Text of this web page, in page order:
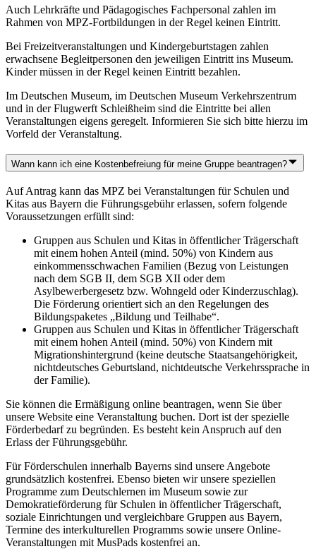
Auch Lehrkräfte und Pädagogisches Fachpersonal zahlen im
Rahmen von MPZ-Fortbildungen in der Regel keinen Eintritt.
Bei Freizeitveranstaltungen und Kindergeburtstagen zahlen
erwachsene Begleitpersonen den jeweiligen Eintritt ins Museum.
Kinder müssen in der Regel keinen Eintritt bezahlen.
Im Deutschen Museum, im Deutschen Museum Verkehrszentrum
und in der Flugwerft Schleißheim sind die Eintritte bei allen
Veranstaltungen eigens geregelt. Informieren Sie sich bitte hierzu im
Vorfeld der Veranstaltung.
Wann kann ich eine Kostenbefreiung für meine Gruppe beantragen?
Auf Antrag kann das MPZ bei Veranstaltungen für Schulen und
Kitas aus Bayern die Führungsgebühr erlassen, sofern folgende
Voraussetzungen erfüllt sind:
Gruppen aus Schulen und Kitas in öffentlicher Trägerschaft
mit einem hohen Anteil (mind. 50%) von Kindern aus
einkommensschwachen Familien (Bezug von Leistungen
nach dem SGB II, dem SGB XII oder dem
Asylbewerbergesetz bzw. Wohngeld oder Kinderzuschlag).
Die Förderung orientiert sich an den Regelungen des
Bildungspaketes „Bildung und Teilhabe“.
Gruppen aus Schulen und Kitas in öffentlicher Trägerschaft
mit einem hohen Anteil (mind. 50%) von Kindern mit
Migrationshintergrund (keine deutsche Staatsangehörigkeit,
nichtdeutsches Geburtsland, nichtdeutsche Verkehrssprache in
der Familie).
Sie können die Ermäßigung online beantragen, wenn Sie über
unsere Website eine Veranstaltung buchen. Dort ist der spezielle
Förderbedarf zu begründen. Es besteht kein Anspruch auf den
Erlass der Führungsgebühr.
Für Förderschulen innerhalb Bayerns sind unsere Angebote
grundsätzlich kostenfrei. Ebenso bieten wir unsere speziellen
Programme zum Deutschlernen im Museum sowie zur
Demokratieförderung für Schulen in öffentlicher Trägerschaft,
soziale Einrichtungen und vergleichbare Gruppen aus Bayern,
Termine des interkulturellen Programms sowie unsere Online-
Veranstaltungen mit MusPads kostenfrei an.